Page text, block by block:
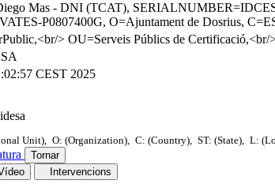
Mas - DNI (TCAT),
P0807400G, O=Ajuntament de Dosrius,
> OU=Serveis Públics de
CEST 2025
Unit), O: (Organization), C: (Country), ST: (State), L:
Tornar
Intervencions